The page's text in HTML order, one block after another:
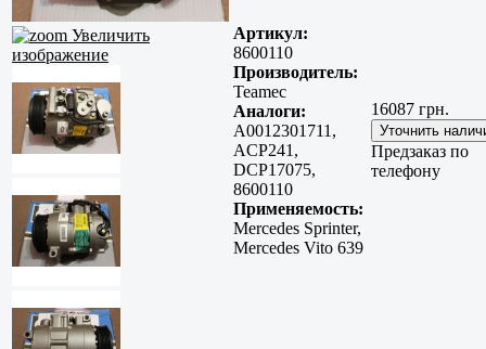
Увеличить
изображение
Артикул:
8600110
Производитель:
Teamec
Аналоги:
A0012301711,
ACP241,
DCP17075,
8600110
Применяемость:
Mercedes Sprinter,
Mercedes Vito 639
16087 грн.
Предзаказ по
телефону